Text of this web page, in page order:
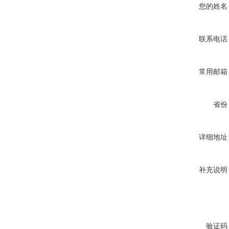
您的姓名
联系电话
常用邮箱
省份
详细地址
补充说明
验证码